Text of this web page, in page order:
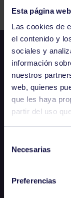
Esta página
Las cookies de
el contenido y
sociales y
información
nuestros
web, quienes
que les haya
partir del uso
Necesarias
Preferencias